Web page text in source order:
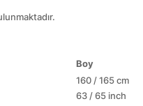
Boy
160 / 165 cm
63 / 65 inch